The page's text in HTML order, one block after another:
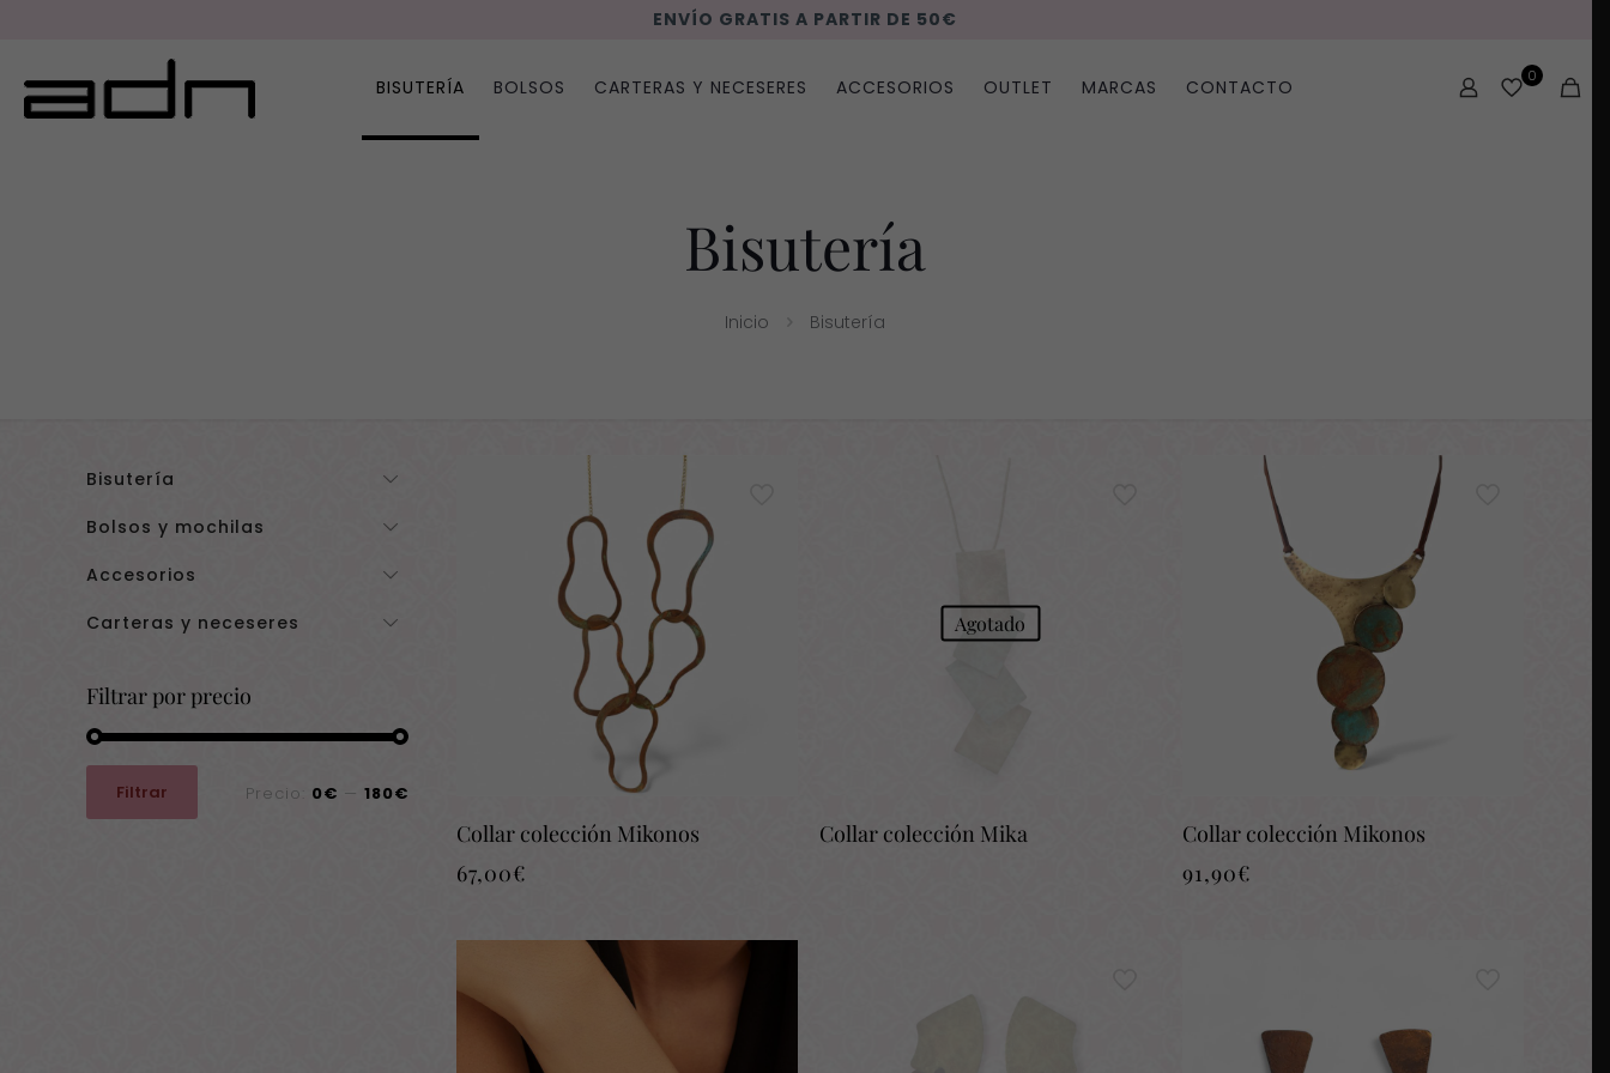
ENVÍO GRATIS A PARTIR DE 50€
BISUTERÍA BOLSOS CARTERAS Y NECESERES ACCESORIOS OUTLET MARCAS CONTACTO 0
Bisutería
Inicio Bisutería
Collar colección Mikonos
67,00€
Agotado
Collar colección Mika
Collar colección Mikonos
91,90€
Bisutería
Bolsos y mochilas
Accesorios
Carteras y neceseres
Filtrar por precio
mínimo
máximo
Filtrar Precio: 0€ — 180€